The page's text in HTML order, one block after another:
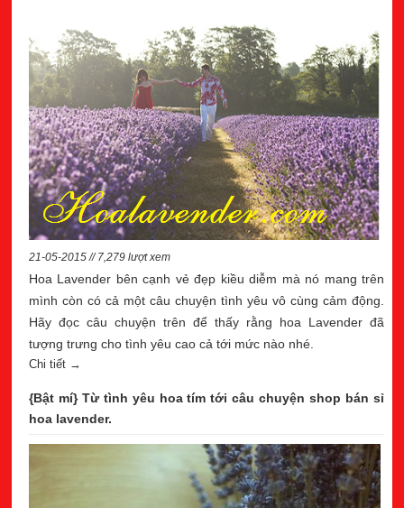
21-05-2015 // 7,279 lượt xem
Hoa Lavender bên cạnh vẻ đẹp kiều diễm mà nó mang trên
mình còn có cả một câu chuyện tình yêu vô cùng cảm động.
Hãy đọc câu chuyện trên để thấy rằng hoa Lavender đã
tượng trưng cho tình yêu cao cả tới mức nào nhé.
Chi tiết →
{Bật mí} Từ tình yêu hoa tím tới câu chuyện shop bán sỉ
hoa lavender.